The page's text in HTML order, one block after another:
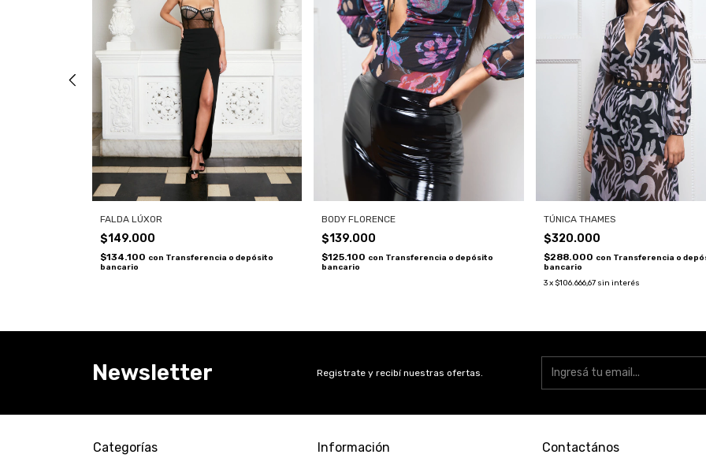
FALDA LÚXOR
$149.000
$134.100 con Transferencia o depósito
bancario
BODY FLORENCE
$139.000
$125.100 con Transferencia o depósito
bancario
TÚNICA THAMES
$320.000
$288.000 con Transferencia o
bancario
3 x $106.666,67 sin interés
Newsletter Registrate y recibí nuestras ofertas.
Categorías Información Contactános